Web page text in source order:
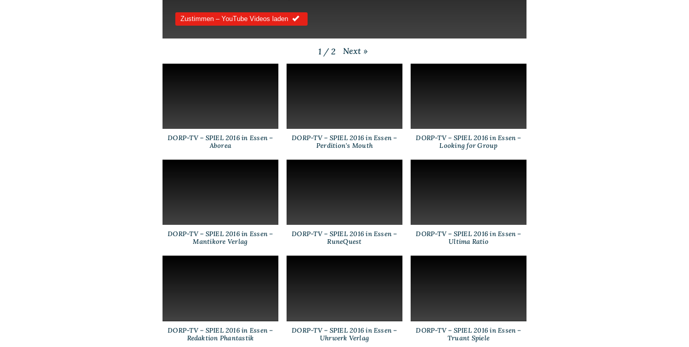
Zustimmen – YouTube Videos laden
1 / 2 Next »
DORP-TV – SPIEL 2016 in Essen –
Aborea
DORP-TV – SPIEL 2016 in Essen –
Perdition's Mouth
DORP-TV – SPIEL 2016 in Essen –
Looking for Group
DORP-TV – SPIEL 2016 in Essen –
Mantikore Verlag
DORP-TV – SPIEL 2016 in Essen –
RuneQuest
DORP-TV – SPIEL 2016 in Essen –
Ultima Ratio
DORP-TV – SPIEL 2016 in Essen –
Redaktion Phantastik
DORP-TV – SPIEL 2016 in Essen –
Uhrwerk Verlag
DORP-TV – SPIEL 2016 in Essen –
Truant Spiele